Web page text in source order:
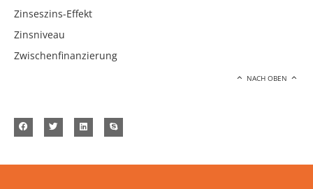
Zinseszins-Effekt
Zinsniveau
Zwischenfinanzierung
NACH OBEN